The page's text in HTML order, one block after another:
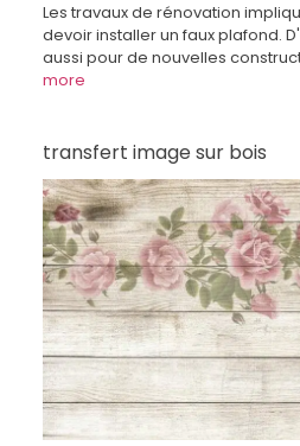
Les travaux de rénovation
devoir installer un faux plafond.
aussi pour de nouvelles
more
transfert image sur bois